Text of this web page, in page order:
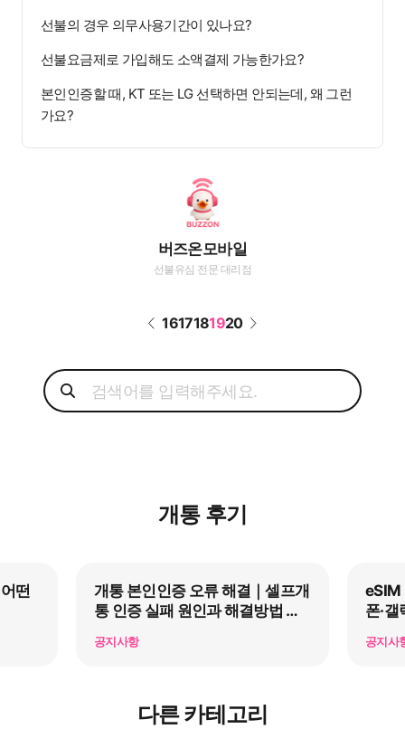
선불의 경우 의무사용기간이 있나요?
선불요금제로 가입해도 소액결제 가능한가요?
본인인증할 때, KT 또는 LG 선택하면 안되는데, 왜 그런
가요?
버즈온모바일
선불유심 전문 대리점
1617181920
개통 후기
떤
개통 본인인증 오류 해결｜셀프개
통 인증 실패 원인과 해결방법 총
공지사항
eSIM
폰·
공지사
다른 카테고리